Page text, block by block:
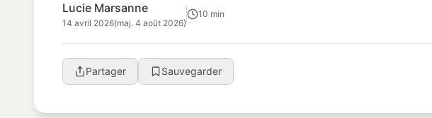
Lucie Marsanne
14 avril 2026(maj. 4 août 2026)
10 min
Partager Sauvegarder